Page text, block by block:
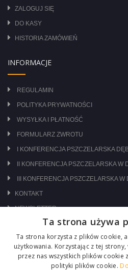
ZALOGUJ SIĘ
DO KASY
HISTORIA ZAMÓWIEŃ
INFORMACJE
REGULAMIN
POLITYKA PRYWATNOŚCI
WYSYŁKA I PŁATNOŚĆ
FORMULARZ ZWROTU
I KONFERENCJA PSZCZELARSKA
II KONFERENCJA PSZCZELARSKA W
III KONFERENCJA PSZCZELARSKA W
KONTAKT
NEWSLETTER
ODWIEDŹ NAS NA:
Ta strona używa
Ta strona korzysta z plików cookie,
użytkowania. Korzystając z tej
przez nas wszystkich plików cookie
polityki plików cookie.